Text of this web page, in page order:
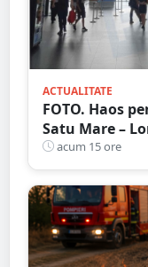
ACTUALITATE
FOTO. Haos
Satu Mare –
nouă
acum 15 ore